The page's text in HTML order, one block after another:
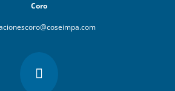
Coro
